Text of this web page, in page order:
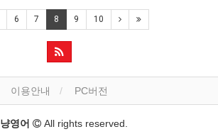
6 7 8 9 10
이용안내 PC버전
영어 All rights reserved.